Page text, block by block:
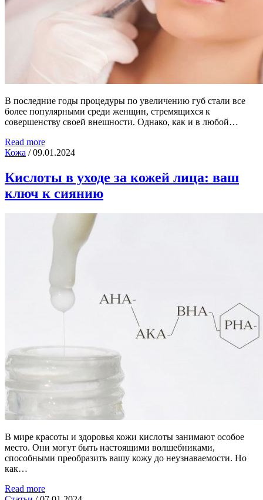
В последние годы процедуры по увеличению губ стали все
более популярными среди женщин, стремящихся к
совершенству своей внешности. Однако, как и в любой…
Read more
Кожа / 09.01.2024
Кислоты в уходе за кожей лица: ваш
ключ к сиянию
В мире красоты и здоровья кожи кислоты занимают особое
место. Они могут быть настоящими волшебниками,
способными преобразить вашу кожу до неузнаваемости. Но
как…
Read more